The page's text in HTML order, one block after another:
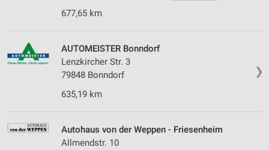
677,65 km
❯
AUTOMEISTER Bonndorf
Lenzkircher Str. 3
79848 Bonndorf
635,19 km
Autohaus von der Weppen - Friesenheim
Allmendstr. 10